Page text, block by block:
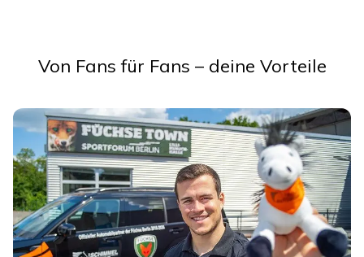
Von Fans für Fans – deine Vorteile